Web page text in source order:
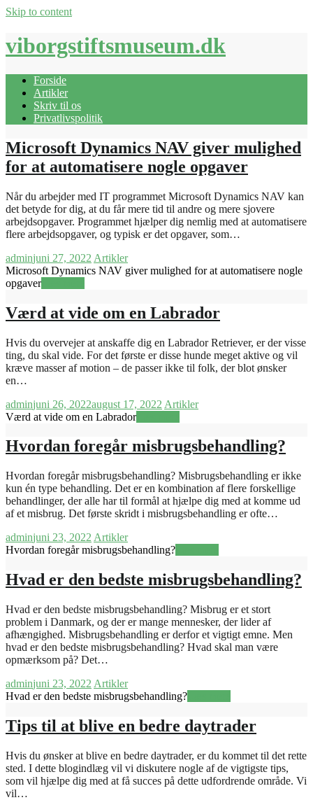
Skip to content
viborgstiftsmuseum.dk
Forside
Artikler
Skriv til os
Privatlivspolitik
Microsoft Dynamics NAV giver mulighed
for at automatisere nogle opgaver
Når du arbejder med IT programmet Microsoft Dynamics NAV kan
det betyde for dig, at du får mere tid til andre og mere sjovere
arbejdsopgaver. Programmet hjælper dig nemlig med at automatisere
flere arbejdsopgaver, og typisk er det opgaver, som…
adminjuni 27, 2022 Artikler
Microsoft Dynamics NAV giver mulighed for at automatisere nogle
opgaver
Værd at vide om en Labrador
Hvis du overvejer at anskaffe dig en Labrador Retriever, er der visse
ting, du skal vide. For det første er disse hunde meget aktive og vil
kræve masser af motion – de passer ikke til folk, der blot ønsker
en…
adminjuni 26, 2022august 17, 2022 Artikler
Værd at vide om en Labrador
Hvordan foregår misbrugsbehandling?
Hvordan foregår misbrugsbehandling? Misbrugsbehandling er ikke
kun én type behandling. Det er en kombination af flere forskellige
behandlinger, der alle har til formål at hjælpe dig med at komme ud
af et misbrug. Det første skridt i misbrugsbehandling er ofte…
adminjuni 23, 2022 Artikler
Hvordan foregår misbrugsbehandling?
Hvad er den bedste misbrugsbehandling?
Hvad er den bedste misbrugsbehandling? Misbrug er et stort
problem i Danmark, og der er mange mennesker, der lider af
afhængighed. Misbrugsbehandling er derfor et vigtigt emne. Men
hvad er den bedste misbrugsbehandling? Hvad skal man være
opmærksom på? Det…
adminjuni 23, 2022 Artikler
Hvad er den bedste misbrugsbehandling?
Tips til at blive en bedre daytrader
Hvis du ønsker at blive en bedre daytrader, er du kommet til det rette
sted. I dette blogindlæg vil vi diskutere nogle af de vigtigste tips,
som vil hjælpe dig med at få succes på dette udfordrende område. Vi
vil…